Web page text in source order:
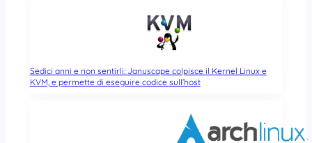
Sedici anni e non sentirli: Januscape colpisce il Kernel Linux e
KVM, e permette di eseguire codice sull’host